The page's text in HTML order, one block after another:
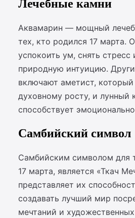
Лечебные камни
Аквамарин — мощный
тех, кто родился 17 марта.
успокоить ум, снять стресс
природную интуицию.
включают аметист, который
духовному росту, и лунный
способствует
Самбийский символ
Самбийским символом для
17 марта, является «Ткач
представляет их
создавать лучший мир
мечтаний и